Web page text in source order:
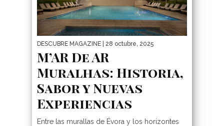
DESCUBRE MAGAZINE | 28 octubre, 2025
M’AR De AR
Muralhas: Historia,
Sabor y Nuevas
Experiencias
Entre las murallas de Évora y los horizontes